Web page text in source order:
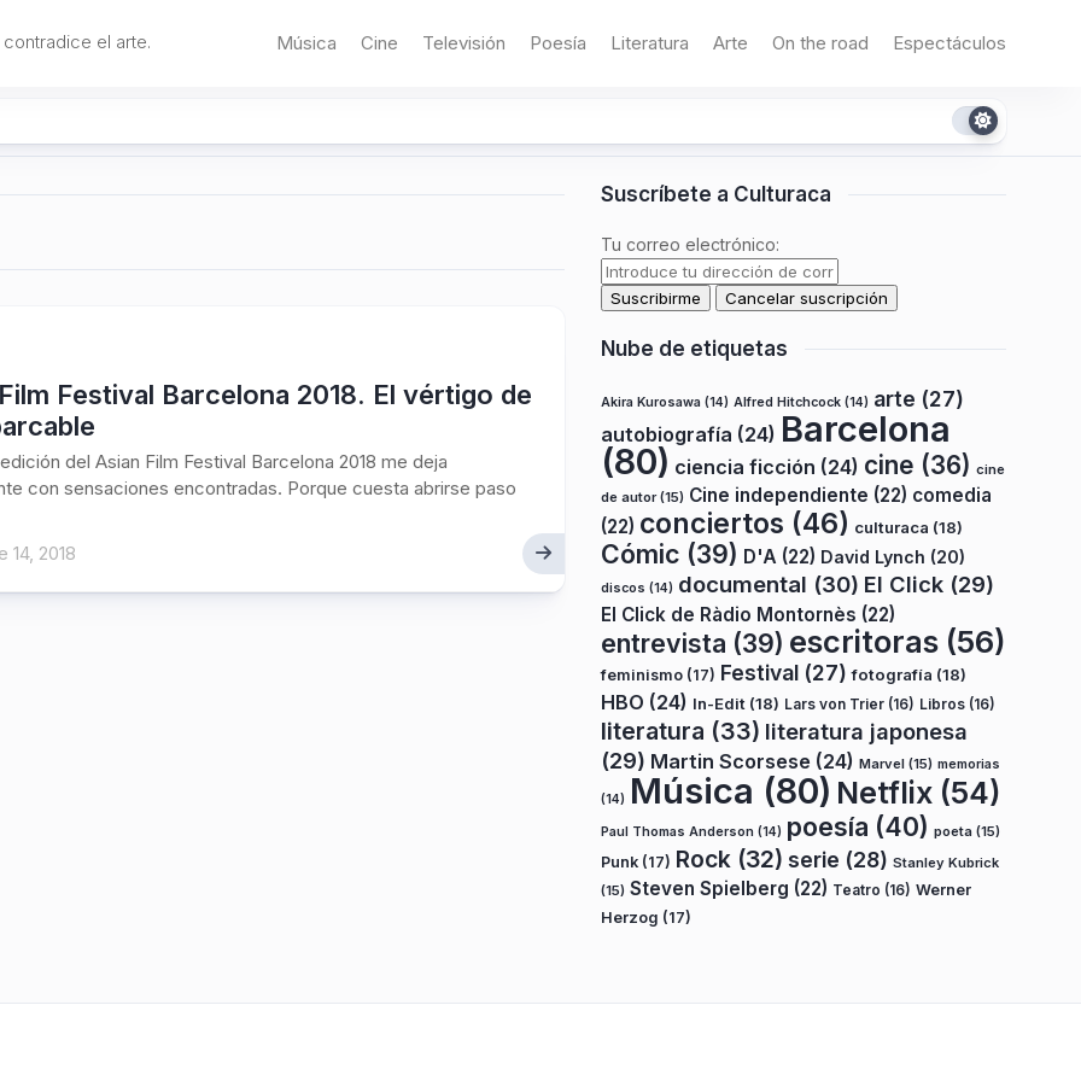
el arte. Música Cine Televisión Poesía Literatura Arte On the road Espectáculos
Festival Barcelona 2018. El vértigo de
del Asian Film Festival Barcelona 2018 me deja
con sensaciones encontradas. Porque cuesta abrirse paso
14, 2018
Suscríbete a Culturaca
Tu correo electrónico:
Nube de etiquetas
Akira Kurosawa (14) Alfred Hitchcock (14) arte (27)
autobiografía (24) Barcelona
(80) ciencia ficción (24) cine (36) cine
de autor(15) Cine independiente (22) comedia
(22) conciertos (46) culturaca (18)
Cómic (39) D'A (22) David Lynch (20)
discos (14) documental (30) El Click (29)
El Click de Ràdio Montornès (22)
entrevista (39) escritoras (56)
feminismo (17) Festival (27) fotografía (18)
HBO (24) In-Edit (18) Lars von Trier (16) Libros (16)
literatura (33) literatura japonesa
(29) Martin Scorsese (24) Marvel (15) memorias
(14) Música (80) Netflix (54)
Paul Thomas Anderson (14) poesía (40) poeta (15)
Punk (17) Rock (32) serie (28) Stanley Kubrick
(15) Steven Spielberg (22) Teatro (16) Werner
Herzog (17)